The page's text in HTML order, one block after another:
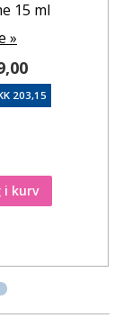
15 ml
»
203,15
i kurv
til ønskeseddel